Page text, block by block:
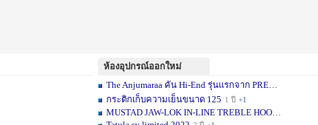
ห้องอุปกรณ์ออกใหม่
The Anjumaraa คัน Hi-End รุ่นแรกจาก PREY
กระติกเก็บความเย็นขนาด 125 1 ปี +1
MUSTAD JAW-LOK IN-LINE TREBLE HOOK - 5X